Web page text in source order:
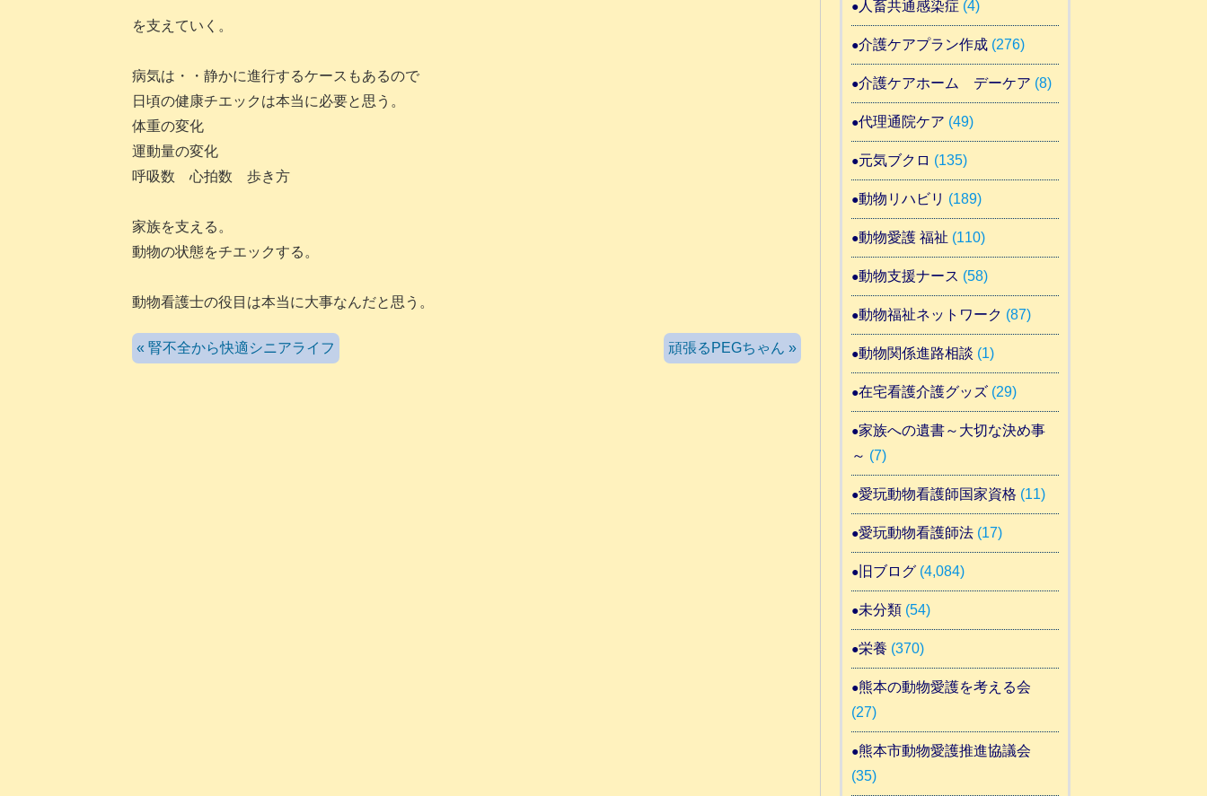
を支えていく。
病気は・・静かに進行するケースもあるので
日頃の健康チエックは本当に必要と思う。
体重の変化
運動量の変化
呼吸数 心拍数 歩き方
家族を支える。
動物の状態をチエックする。
動物看護士の役目は本当に大事なんだと思う。
« 腎不全から快適シニアライフ 頑張るPEGちゃん »
人畜共通感染症 (4)
介護ケアプラン作成(276)
介護ケアホーム デーケア (8)
代理通院ケア (49)
元気ブクロ (135)
動物リハビリ (189)
動物愛護 福祉 (110)
動物支援ナース (58)
動物福祉ネットワーク (87)
動物関係進路相談 (1)
在宅看護介護グッズ(29)
家族への遺書～大切な決め事
～ (7)
愛玩動物看護師国家資格 (11)
愛玩動物看護師法(17)
旧ブログ(4,084)
未分類(54)
栄養 (370)
熊本の動物愛護を考える会
(27)
熊本市動物愛護推進協議会
(35)